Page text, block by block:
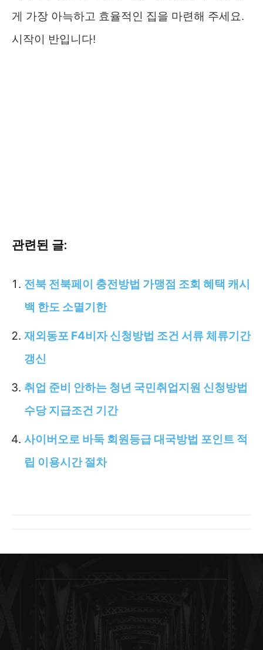
게 가장 아늑하고 효율적인 집을 마련해 주세요.
시작이 반입니다!
관련된 글:
전북 전북페이 충전방법 가맹점 조회 혜택 캐시
백 한도 소멸기한
재외동포 F4비자 신청방법 조건 서류 체류기간
갱신
취업 준비 안하는 청년 국민취업지원 신청방법
수당 지급조건 기간
사이버오로 바둑 회원등급 대국방법 포인트 적
립 이용시간 절차